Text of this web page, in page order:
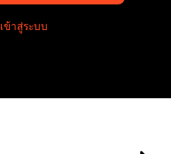
เข้าสู่ระบบ